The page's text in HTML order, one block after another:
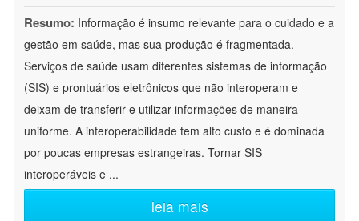
Resumo: Informação é insumo relevante para o cuidado e a
gestão em saúde, mas sua produção é fragmentada.
Serviços de saúde usam diferentes sistemas de informação
(SIS) e prontuários eletrônicos que não interoperam e
deixam de transferir e utilizar informações de maneira
uniforme. A interoperabilidade tem alto custo e é dominada
por poucas empresas estrangeiras. Tornar SIS
interoperáveis e ...
leia mais